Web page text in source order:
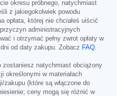
okresu próbnego, natychmiast
z jakiegokolwiek powodu
opłata, której nie chciałeś uiścić
administracyjnych
i otrzymać pełny zwrot opłaty w
od daty zakupu. Zobacz FAQ.
zostaniesz natychmiast obciążony
określonymi w materiałach
zakupu (które są włączone do
ceny mogą się różnić w